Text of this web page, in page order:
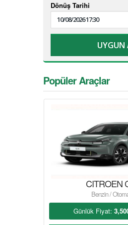
Dönüş Tarihi
Popüler Araçlar
CITROEN
Benzin /
Günlük Fiyat: